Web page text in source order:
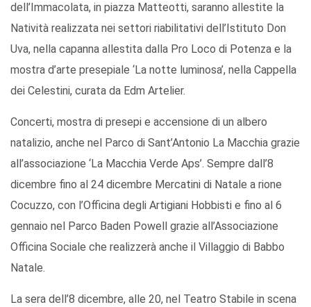
dell’Immacolata, in piazza Matteotti, saranno allestite la
Natività realizzata nei settori riabilitativi dell’Istituto Don
Uva, nella capanna allestita dalla Pro Loco di Potenza e la
mostra d’arte presepiale ‘La notte luminosa’, nella Cappella
dei Celestini, curata da Edm Artelier.
Concerti, mostra di presepi e accensione di un albero
natalizio, anche nel Parco di Sant’Antonio La Macchia grazie
all’associazione ‘La Macchia Verde Aps’. Sempre dall’8
dicembre fino al 24 dicembre Mercatini di Natale a rione
Cocuzzo, con l’Officina degli Artigiani Hobbisti e fino al 6
gennaio nel Parco Baden Powell grazie all’Associazione
Officina Sociale che realizzerà anche il Villaggio di Babbo
Natale.
La sera dell’8 dicembre, alle 20, nel Teatro Stabile in scena